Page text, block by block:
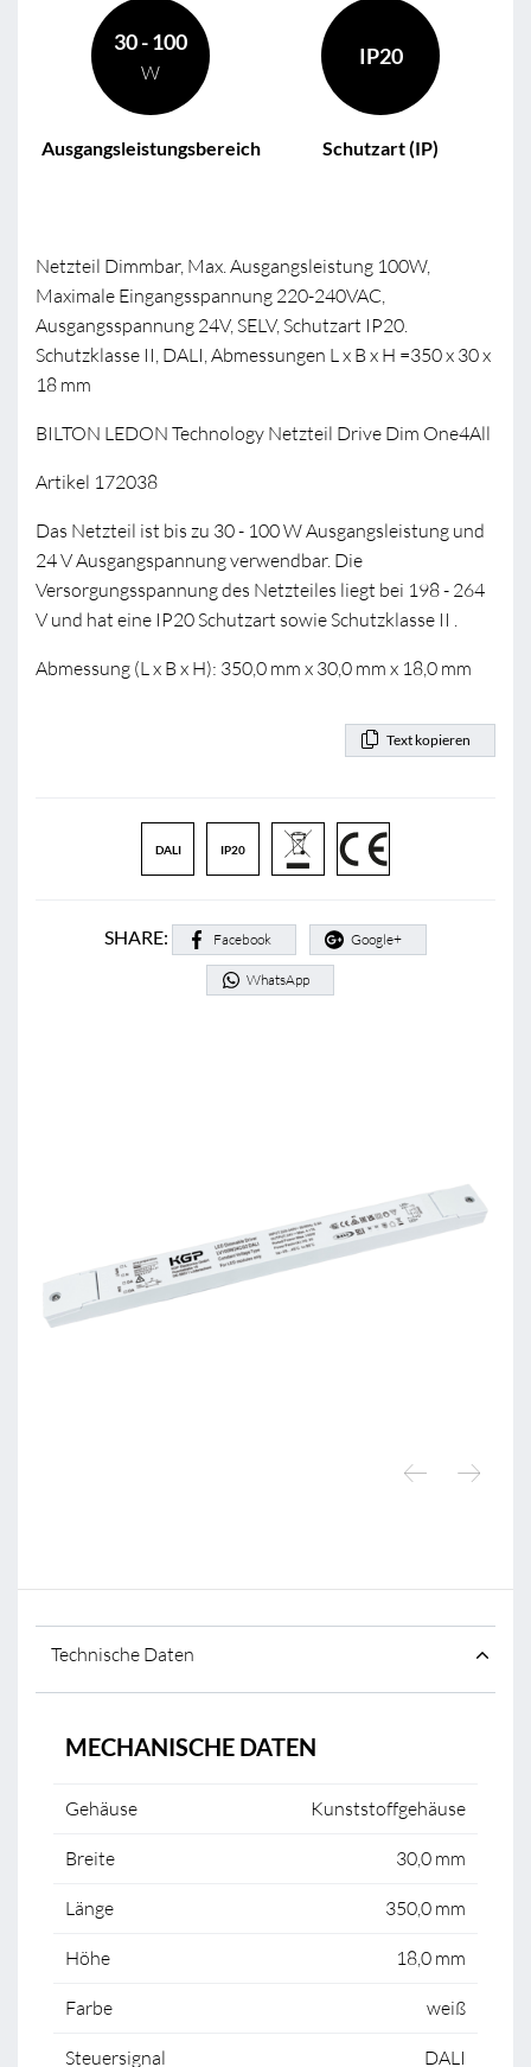
30 - 100
W
Ausgangsleistungsbereich
IP20
Schutzart (IP)
Netzteil Dimmbar, Max. Ausgangsleistung 100W,
Maximale Eingangsspannung 220-240VAC,
Ausgangsspannung 24V, SELV, Schutzart IP20.
Schutzklasse II, DALI, Abmessungen L x B x H =350 x 30 x
18 mm
BILTON LEDON Technology Netzteil Drive Dim One4All
Artikel 172038
Das Netzteil ist bis zu 30 - 100 W Ausgangsleistung und
24 V Ausgangspannung verwendbar. Die
Versorgungsspannung des Netzteiles liegt bei 198 - 264
V und hat eine IP20 Schutzart sowie Schutzklasse II .
Abmessung (L x B x H): 350,0 mm x 30,0 mm x 18,0 mm
Text kopieren
DALI IP20
SHARE: Facebook Google+
WhatsApp
Technische Daten
MECHANISCHE DATEN
Gehäuse Kunststoffgehäuse
Breite 30,0 mm
Länge 350,0 mm
Höhe 18,0 mm
Farbe weiß
Steuersignal DALI